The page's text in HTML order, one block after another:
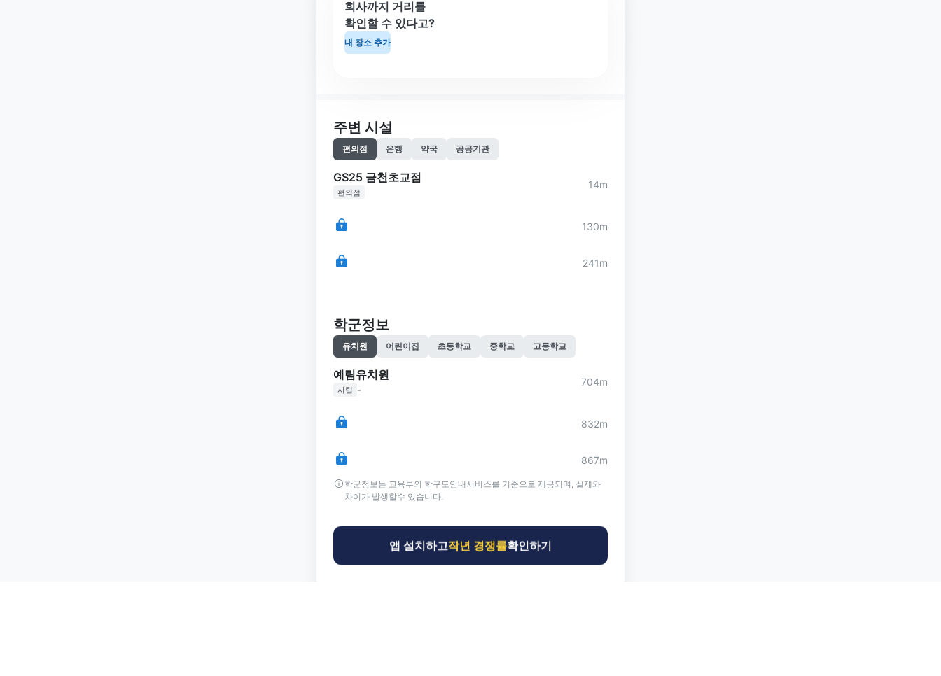
회사까지 거리를
확인할 수 있다고?
내 장소 추가
주변 시설
편의점 은행 약국 공공기관
GS25 금천초교점
편의점
14m
130m
241m
학군정보
유치원 어린이집 초등학교 중학교 고등학교
예림유치원
사립 -
704m
832m
867m
학군정보는 교육부의 학구도안내서비스를 기준으로 제공되며, 실제와
차이가 발생할수 있습니다.
앱 설치하고작년 경쟁률확인하기